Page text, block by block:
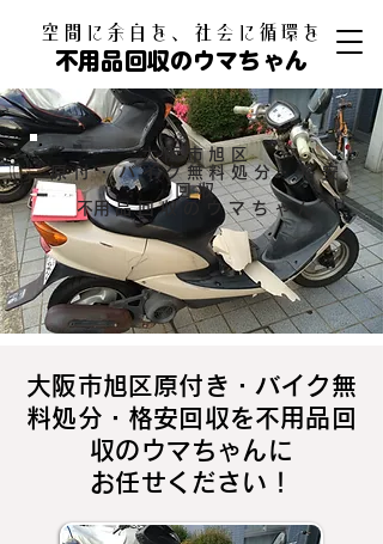
​空間に余白を、社会に循環を
不用品回収のウマちゃん
大阪市旭区
原付・バイク無料処分・格安
回収
​不用品回収のウマちゃん
大阪市旭区原付き・バイク無
料処分・格安回収を不用品回
収のウマちゃんに
お任せください！